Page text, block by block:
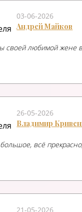
03-06-2026
Андрей Майков
своей любимой жене
26-05-2026
Владимир
всё
21-05-2026